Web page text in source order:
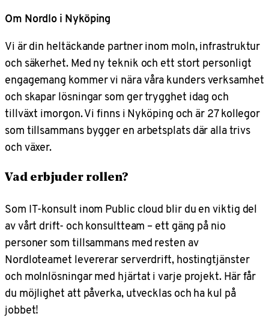
Om Nordlo i Nyköping
Vi är din heltäckande partner inom moln, infrastruktur
och säkerhet. Med ny teknik och ett stort personligt
engagemang kommer vi nära våra kunders verksamhet
och skapar lösningar som ger trygghet idag och
tillväxt imorgon. Vi finns i Nyköping och är 27 kollegor
som tillsammans bygger en arbetsplats där alla trivs
och växer.
Vad erbjuder rollen?
Som IT-konsult inom Public cloud blir du en viktig del
av vårt drift- och konsultteam – ett gäng på nio
personer som tillsammans med resten av
Nordloteamet levererar serverdrift, hostingtjänster
och molnlösningar med hjärtat i varje projekt. Här får
du möjlighet att påverka, utvecklas och ha kul på
jobbet!